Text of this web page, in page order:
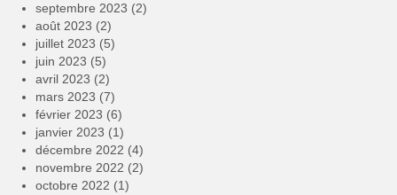
septembre 2023 (2)
août 2023 (2)
juillet 2023 (5)
juin 2023 (5)
avril 2023 (2)
mars 2023 (7)
février 2023 (6)
janvier 2023 (1)
décembre 2022 (4)
novembre 2022 (2)
octobre 2022 (1)